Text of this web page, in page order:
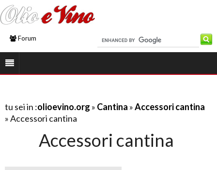
Forum
tu sei in :olioevino.org » Cantina »Accessori cantina
» Accessori cantina
Accessori cantina